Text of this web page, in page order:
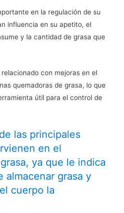
en la regulación de su
influencia en su apetito, el
y la cantidad de grasa que
con mejoras en el
quemadoras de grasa, lo que
útil para el control de
las principales
en el
ya que le indica
almacenar grasa y
cuerpo la